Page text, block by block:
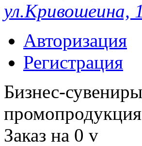
ул.Кривошеина,
Авторизация
Регистрация
Бизнес-
промопродукция
Заказ на 0 v